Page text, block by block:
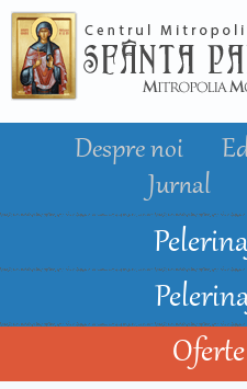
conţinutul
principal
Despre noi
Jurnal